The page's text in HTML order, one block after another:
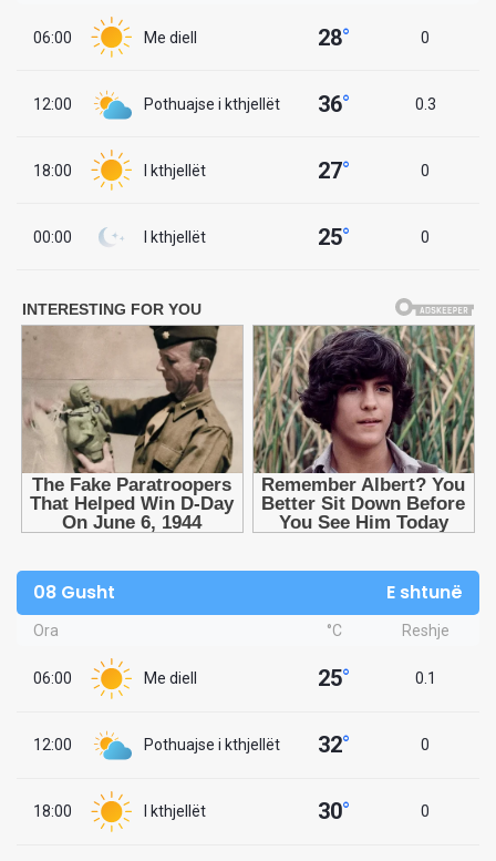
06:00 Me diell 28° 0
12:00 Pothuajse i kthjellët 36° 0.3
18:00 I kthjellët 27° 0
00:00 I kthjellët 25° 0
08 Gusht E shtunë
Ora °C Reshje
06:00 Me diell 25° 0.1
12:00 Pothuajse i kthjellët 32° 0
18:00 I kthjellët 30° 0